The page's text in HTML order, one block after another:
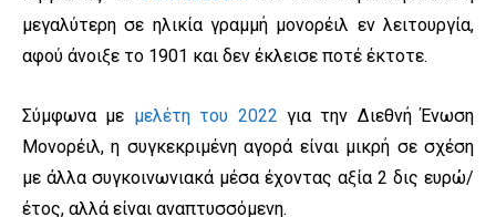
μεγαλύτερη σε ηλικία γραμμή μονορέιλ εν λειτουργία,
αφού άνοιξε το 1901 και δεν έκλεισε ποτέ έκτοτε.
Σύμφωνα με μελέτη του 2022 για την Διεθνή Ένωση
Μονορέιλ, η συγκεκριμένη αγορά είναι μικρή σε σχέση
με άλλα συγκοινωνιακά μέσα έχοντας αξία 2 δις ευρώ/
έτος, αλλά είναι αναπτυσσόμενη.